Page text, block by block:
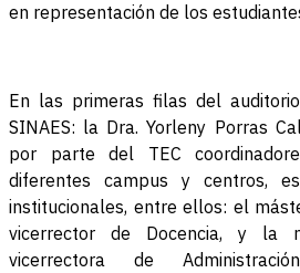
en representación de los
En las primeras filas del
SINAES: la Dra. Yorleny Porras
por parte del TEC
diferentes campus y centros,
institucionales, entre ellos: el
vicerrector de Docencia, y la
vicerrectora de